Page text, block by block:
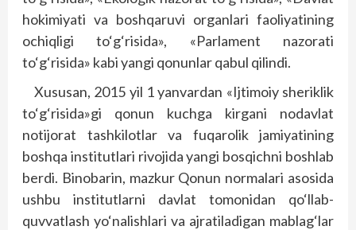
hokimiyati va boshqaruvi organlari faoliyatining
ochiqligi to‘g‘risida», «Parlament nazorati
to‘g‘risida» kabi yangi qonunlar qabul qilindi.
Xususan, 2015 yil 1 yanvardan «Ijtimoiy sheriklik
to‘g‘risida»gi qonun kuchga kirgani nodavlat
notijorat tashkilotlar va fuqarolik jamiyatining
boshqa institutlari rivojida yangi bosqichni boshlab
berdi. Binobarin, mazkur Qonun normalari asosida
ushbu institutlarni davlat tomonidan qo‘llab-
quvvatlash yo‘nalishlari va ajratiladigan mablag‘lar